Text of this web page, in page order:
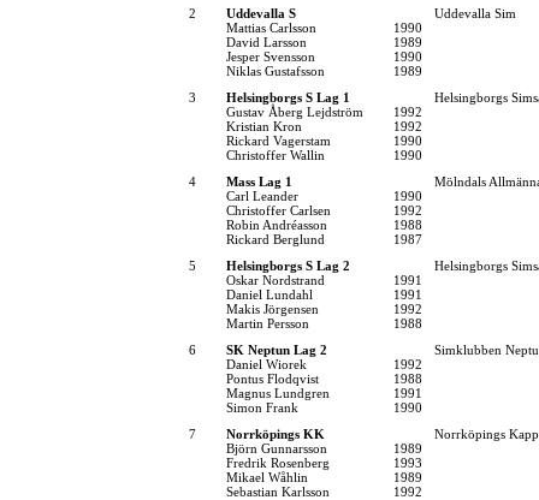
2
Uddevalla S
Uddevalla Sim
Mattias Carlsson
1990
David Larsson
1989
Jesper Svensson
1990
Niklas Gustafsson
1989
3
Helsingborgs S Lag 1
Helsingborgs
Gustav Åberg Lejdström
1992
Kristian Kron
1992
Rickard Vagerstam
1990
Christoffer Wallin
1990
4
Mass Lag 1
Mölndals
Carl Leander
1990
Christoffer Carlsen
1992
Robin Andréasson
1988
Rickard Berglund
1987
5
Helsingborgs S Lag 2
Helsingborgs
Oskar Nordstrand
1991
Daniel Lundahl
1991
Makis Jörgensen
1992
Martin Persson
1988
6
SK Neptun Lag 2
Simklubben
Daniel Wiorek
1992
Pontus Flodqvist
1988
Magnus Lundgren
1991
Simon Frank
1990
7
Norrköpings KK
Norrköpings
Björn Gunnarsson
1989
Fredrik Rosenberg
1993
Mikael Wåhlin
1989
Sebastian Karlsson
1992